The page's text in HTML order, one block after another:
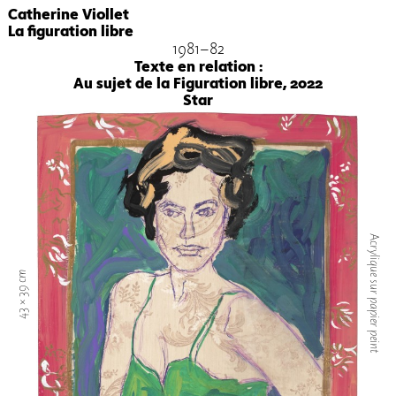
Catherine Viollet
La figuration libre
1981-82
Texte en relation :
Au sujet de la Figuration libre, 2022
Star
Acrylique sur papier peint
43 × 39 cm